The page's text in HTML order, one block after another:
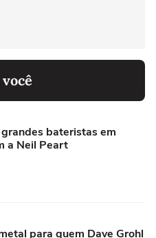
bateristas em
a Neil Peart
para quem Dave Grohl